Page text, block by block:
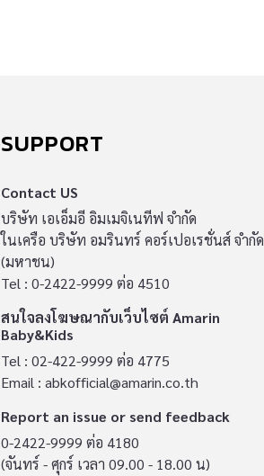
SUPPORT
Contact US
บริษัท เอเอ็มอี อิมเมจิเนทีฟ จำกัด
ในเครือ บริษัท อมรินทร์ คอร์เปอเรชั่นส์ จำกัด
(มหาชน)
Tel : 0-2422-9999 ต่อ 4510
สนใจลงโฆษณากับเว็บไซต์ Amarin
Baby&Kids
Tel : 02-422-9999 ต่อ 4775
Email : abkofficial@amarin.co.th
Report an issue or send feedback
0-2422-9999 ต่อ 4180
(จันทร์ - ศุกร์ เวลา 09.00 - 18.00 น)